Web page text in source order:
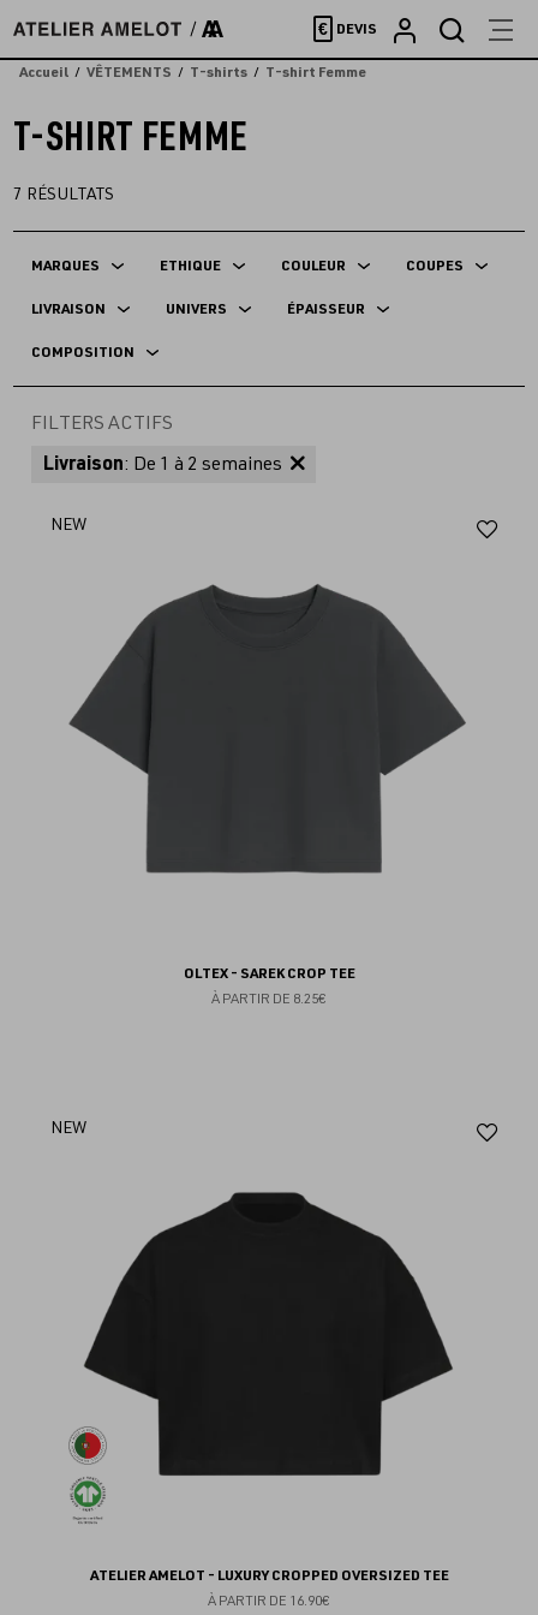
directement
au
€ DEVIS
Accueil VÊTEMENTS T-shirts T-shirt Femme
T-SHIRT FEMME
7 RÉSULTATS
MARQUES ETHIQUE COULEUR COUPES
LIVRAISON UNIVERS ÉPAISSEUR
COMPOSITION
FILTERS ACTIFS
Livraison: De 1 à 2 semaines
NEW
OLTEX - SAREK CROP TEE
À PARTIR DE 8.25€
NEW
ATELIER AMELOT - LUXURY CROPPED OVERSIZED TEE
À PARTIR DE 16.90€